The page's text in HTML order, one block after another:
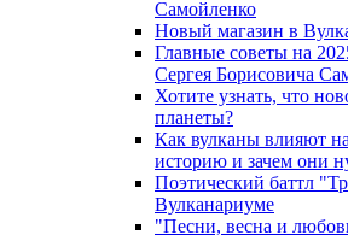
Самойленко
Новый магазин в
Главные советы на
Сергея Борисовича
Хотите узнать, что
планеты?
Как вулканы влияют
историю и зачем они
Поэтический баттл
Вулканариуме
"Песни, весна и